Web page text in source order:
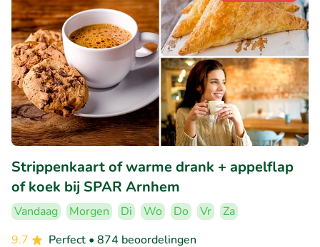
Strippenkaart of warme drank + appelflap
of koek bij SPAR Arnhem
Vandaag Morgen Di Wo Do Vr
Za
9.7
Perfect • 874 beoordelingen